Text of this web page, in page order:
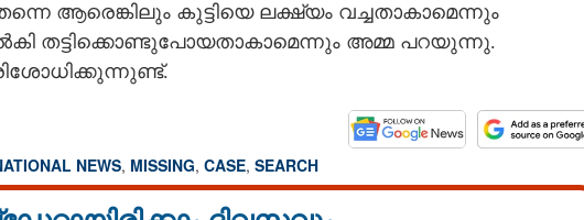
ആരെങ്കിലും കുട്ടിയെ ലക്ഷ്യം വച്ചതാകാമെന്നും
തട്ടിക്കൊണ്ടുപോയതാകാമെന്നും അമ്മ പറയുന്നു.
NEWS, MISSING, CASE, SEARCH